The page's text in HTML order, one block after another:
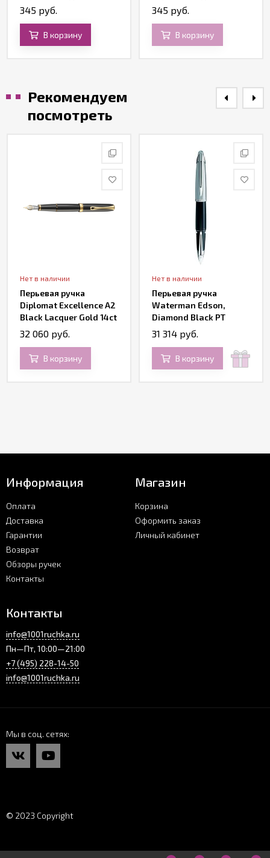
перьевой ручки Z11,
Washable Black
345 руб.
В корзину
перьевой ручки Z11,
Washable Blue
345 руб.
В корзину
Рекомендуем
посмотреть
Нет в наличии
Перьевая ручка
Diplomat Excellence A2
Black Lacquer Gold 14ct
32 060 руб.
В корзину
Нет в наличии
Перьевая ручка
Waterman Edson,
Diamond Black PT
31 314 руб.
В корзину
Информация
Оплата
Доставка
Гарантии
Возврат
Обзоры ручек
Контакты
Магазин
Корзина
Оформить заказ
Личный кабинет
Контакты
info@1001ruchka.ru
Пн—Пт, 10:00—21:00
+7 (495) 228-14-50
info@1001ruchka.ru
Мы в соц. сетях
© 2023 Copyright